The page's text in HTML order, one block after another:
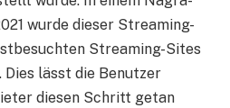
wurde dieser Streaming-
Streaming-Sites
lässt die Benutzer
diesen Schritt getan